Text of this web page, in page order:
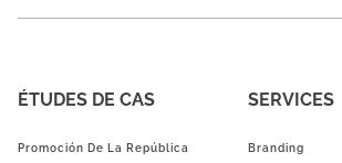
ÉTUDES DE CAS
Promoción De La República
SERVICES
Branding